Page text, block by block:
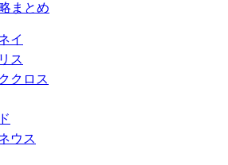
まとめ
イ
ス
クロス
ウス